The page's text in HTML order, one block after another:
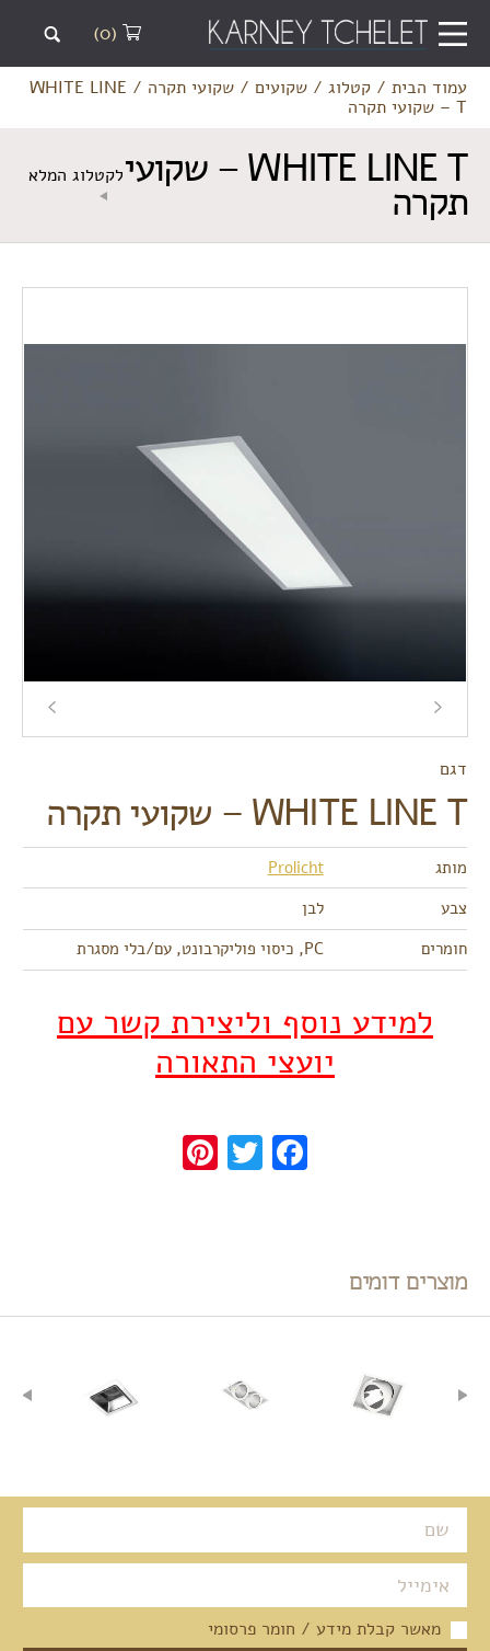
(0)
עמוד הבית/ קטלוג/ שקועים/ שקועי תקרה /
WHITE LINE
T – שקועי תקרה
WHITE LINE T – שקועי
תקרה לקטלוג המלא
דגם
WHITE LINE T – שקועי תקרה
מותג
Prolicht
צבע
לבן
חומרים
PC, כיסוי פוליקרבונט, עם/בלי מסגרת
למידע נוסף וליצירת קשר עם
יועצי התאורה
Facebook
Twitter
Pinterest
מוצרים דומים
מאשר קבלת מידע / חומר פרסומי